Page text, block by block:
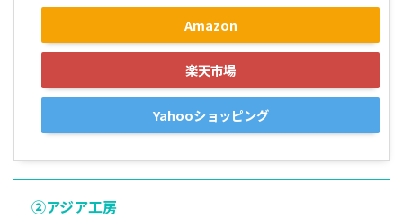
Amazon
楽天市場
Yahooショッピング
②アジア工房